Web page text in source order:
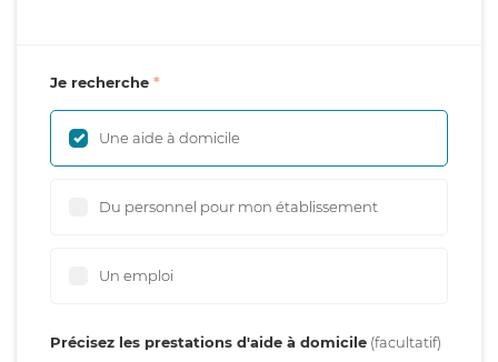
Je recherche
Une aide à domicile
Du personnel pour mon établissement
Un emploi
Précisez les prestations d'aide à domicile